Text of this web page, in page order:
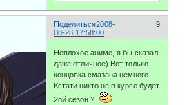
Поделиться 9
2008-
08-28 17:58:00
Неплохое аниме, я бы сказал
даже отличное) Вот только
концовка смазана немного.
Кстати никто не в курсе будет
2ой сезон ?